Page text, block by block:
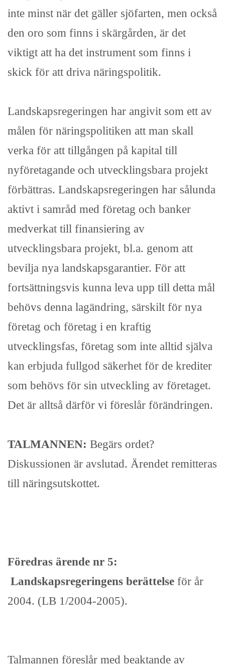
inte minst när det gäller sjöfarten, men också
den oro som finns i skärgården, är det
viktigt att ha det instrument som finns i
skick för att driva näringspolitik.
Landskapsregeringen har angivit som ett av
målen för näringspolitiken att man skall
verka för att tillgången på kapital till
nyföretagande och utvecklingsbara projekt
förbättras. Landskapsregeringen har sålunda
aktivt i samråd med företag och banker
medverkat till finansiering av
utvecklingsbara projekt, bl.a. genom att
bevilja nya landskapsgarantier. För att
fortsättningsvis kunna leva upp till detta mål
behövs denna lagändring, särskilt för nya
företag och företag i en kraftig
utvecklingsfas, företag som inte alltid själva
kan erbjuda fullgod säkerhet för de krediter
som behövs för sin utveckling av företaget.
Det är alltså därför vi föreslår förändringen.
TALMANNEN: Begärs ordet?
Diskussionen är avslutad. Ärendet remitteras
till näringsutskottet.
Föredras ärende nr 5:
Landskapsregeringens berättelse för år
2004. (LB 1/2004-2005).
Talmannen föreslår med beaktande av